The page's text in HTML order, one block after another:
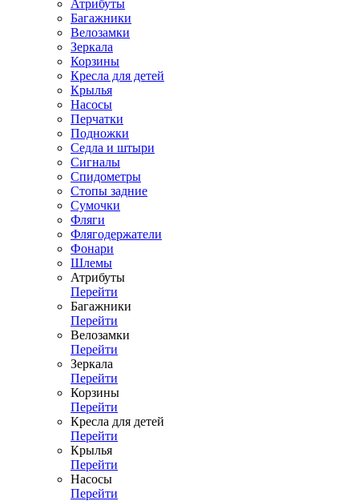
Атрибуты
Багажники
Велозамки
Зеркала
Корзины
Кресла для детей
Крылья
Насосы
Перчатки
Подножки
Седла и штыри
Сигналы
Спидометры
Стопы задние
Сумочки
Фляги
Флягодержатели
Фонари
Шлемы
Атрибуты
Перейти
Багажники
Перейти
Велозамки
Перейти
Зеркала
Перейти
Корзины
Перейти
Кресла для детей
Перейти
Крылья
Перейти
Насосы
Перейти